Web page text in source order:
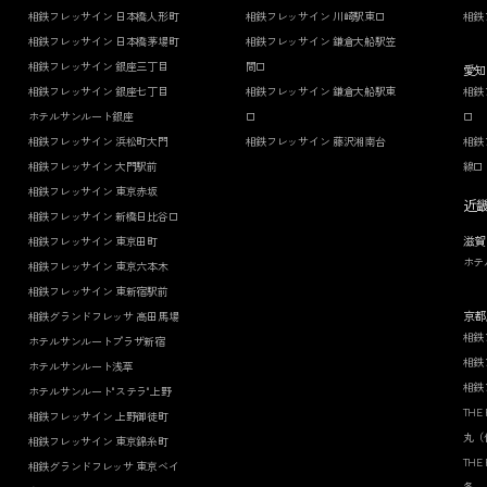
相鉄フレッサイン 日本橋人形町
相鉄フレッサイン 日本橋茅場町
相鉄フレッサイン 銀座三丁目
相鉄フレッサイン 銀座七丁目
ホテルサンルート銀座
相鉄フレッサイン 浜松町大門
相鉄フレッサイン 大門駅前
相鉄フレッサイン 東京赤坂
相鉄フレッサイン 新橋日比谷口
相鉄フレッサイン 東京田町
相鉄フレッサイン 東京六本木
相鉄フレッサイン 東新宿駅前
相鉄グランドフレッサ 高田馬場
ホテルサンルートプラザ新宿
ホテルサンルート浅草
ホテルサンルート"ステラ"上野
相鉄フレッサイン 上野御徒町
相鉄フレッサイン 東京錦糸町
相鉄グランドフレッサ 東京ベイ
相鉄フレッサイン 川崎駅東口
相鉄フレッサイン 鎌倉大船駅笠
間口
相鉄フレッサイン 鎌倉大船駅東
口
相鉄フレッサイン 藤沢湘南台
相鉄
愛
相鉄
口
相鉄
線口
近
滋
ホ
京
相鉄
相鉄
相鉄
THE
丸
THE